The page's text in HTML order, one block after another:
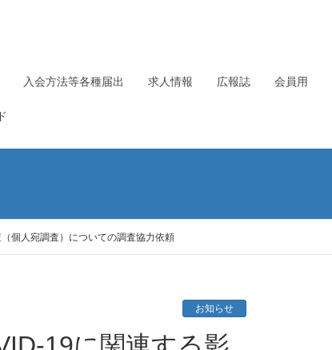
入会方法等各種届出 求人情報 広報誌 会員用
個人宛調査）についての調査協力依頼
お知らせ